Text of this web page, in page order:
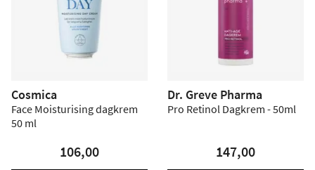
Cosmica
Face Moisturising dagkrem
50 ml
106,00
Dr. Greve Pharma
Pro Retinol Dagkrem - 50ml
147,00